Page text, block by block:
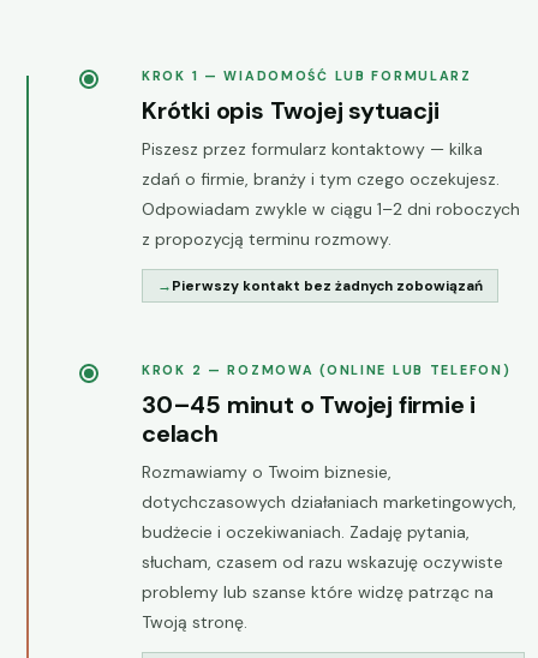
KROK 1 — WIADOMOŚĆ LUB FORMULARZ
Krótki opis Twojej sytuacji
Piszesz przez formularz kontaktowy — kilka
zdań o firmie, branży i tym czego oczekujesz.
Odpowiadam zwykle w ciągu 1–2 dni roboczych
z propozycją terminu rozmowy.
Pierwszy kontakt bez żadnych zobowiązań
KROK 2 — ROZMOWA (ONLINE LUB TELEFON)
30–45 minut o Twojej firmie i
celach
Rozmawiamy o Twoim biznesie,
dotychczasowych działaniach marketingowych,
budżecie i oczekiwaniach. Zadaję pytania,
słucham, czasem od razu wskazuję oczywiste
problemy lub szanse które widzę patrząc na
Twoją stronę.